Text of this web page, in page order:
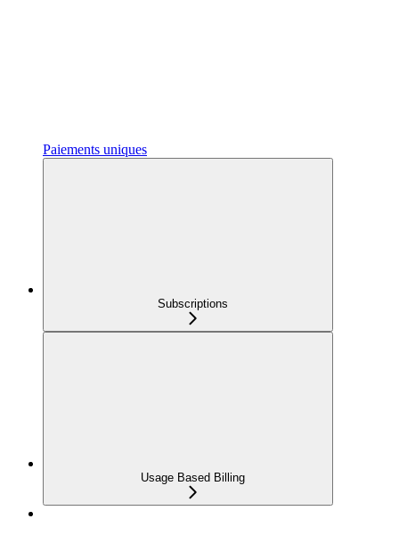
Paiements uniques
Subscriptions
Usage Based Billing